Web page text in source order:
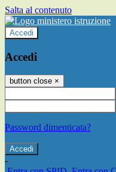
Salta al contenuto
Accedi
Accedi
button close ×
Password dimenticata?
-